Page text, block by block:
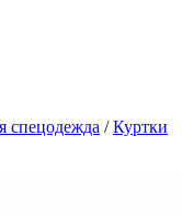
спецодежда / Куртки